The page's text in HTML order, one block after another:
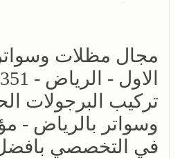
مجال مظلات وسواتر
تركيب البرجولات
وسواتر بالرياض -
في التخصصي بافضل